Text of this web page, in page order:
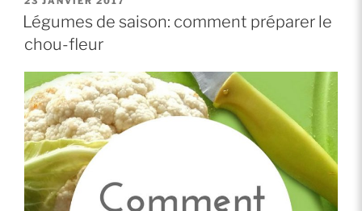
poireaux? »
LE
Légumes de saison: comment préparer le
chou-fleur